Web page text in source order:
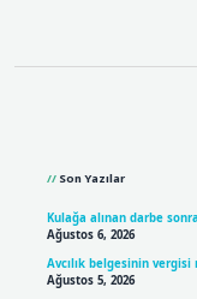
Son Yazılar
Kulağa alınan darbe
Ağustos 6, 2026
Avcılık belgesinin vergisi
Ağustos 5, 2026